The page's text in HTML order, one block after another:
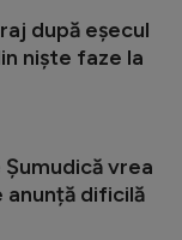
după eșecul
niște faze la
vrea
anunță dificilă